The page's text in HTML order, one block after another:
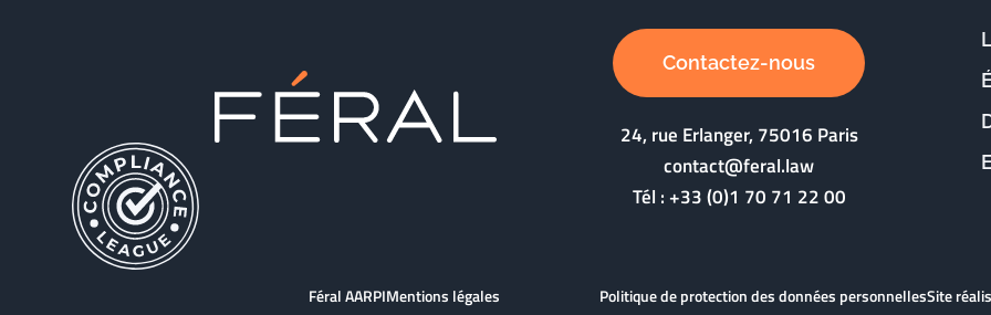
Contactez-nous
24, rue Erlanger, 75016 Paris
contact@feral.law
Tél :+33 (0)1 70 71 22 00
Féral AARPIMentions légales Politique de protection des données personnellesSite